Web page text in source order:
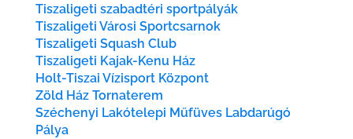
Tiszaligeti szabadtéri sportpályák
Tiszaligeti Városi Sportcsarnok
Tiszaligeti Squash Club
Tiszaligeti Kajak-Kenu Ház
Holt-Tiszai Vízisport Központ
Zöld Ház Tornaterem
Széchenyi Lakótelepi Műfüves Labdarúgó
Pálya